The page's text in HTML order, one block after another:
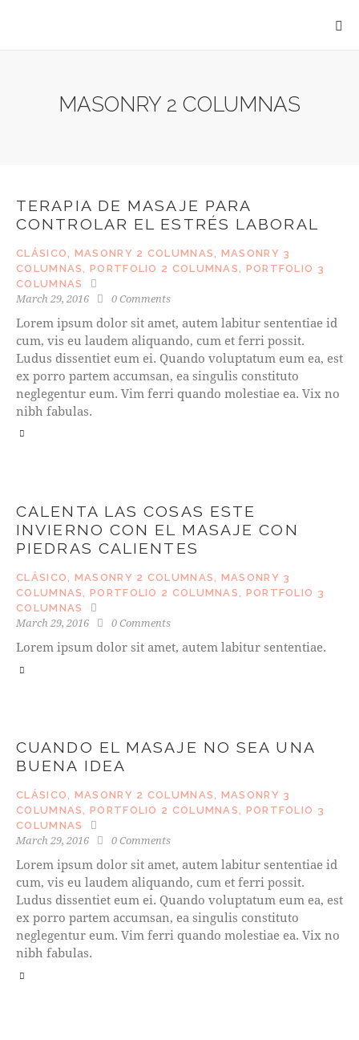
MASONRY 2 COLUMNAS
TERAPIA DE MASAJE PARA
CONTROLAR EL ESTRÉS LABORAL
CLÁSICO , MASONRY 2 COLUMNAS , MASONRY 3
COLUMNAS ,PORTFOLIO 2 COLUMNAS , PORTFOLIO 3
COLUMNAS
March 29, 2016 0 Comments
Lorem ipsum dolor sit amet, autem labitur sententiae id
cum, vis eu laudem aliquando, cum et ferri possit.
Ludus dissentiet eum ei. Quando voluptatum eum ea, est
ex porro partem accumsan, ea singulis constituto
neglegentur eum. Vim ferri quando molestiae ea. Vix no
nibh fabulas.
CALENTA LAS COSAS ESTE
INVIERNO CON EL MASAJE CON
PIEDRAS CALIENTES
CLÁSICO , MASONRY 2 COLUMNAS , MASONRY 3
COLUMNAS ,PORTFOLIO 2 COLUMNAS , PORTFOLIO 3
COLUMNAS
March 29, 2016 0 Comments
Lorem ipsum dolor sit amet, autem labitur sententiae.
CUANDO EL MASAJE NO SEA UNA
BUENA IDEA
CLÁSICO, MASONRY 2 COLUMNAS, MASONRY 3
COLUMNAS,PORTFOLIO 2 COLUMNAS, PORTFOLIO 3
COLUMNAS
March 29, 2016 0 Comments
Lorem ipsum dolor sit amet, autem labitur sententiae id
cum, vis eu laudem aliquando, cum et ferri possit.
Ludus dissentiet eum ei. Quando voluptatum eum ea, est
ex porro partem accumsan, ea singulis constituto
neglegentur eum. Vim ferri quando molestiae ea. Vix no
nibh fabulas.